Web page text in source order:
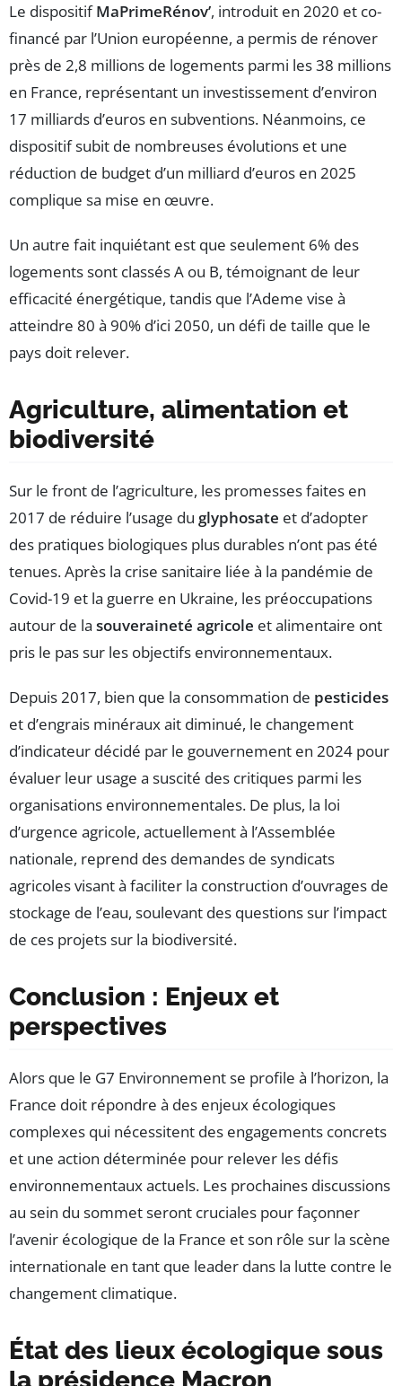
Le dispositifMaPrimeRénov’, introduit en 2020 et co-
financé par l’Union européenne, a permis de rénover
près de 2,8 millions de logements parmi les 38 millions
en France, représentant un investissement d’environ
17 milliards d’euros en subventions. Néanmoins, ce
dispositif subit de nombreuses évolutions et une
réduction de budget d’un milliard d’euros en 2025
complique sa mise en œuvre.
Un autre fait inquiétant est que seulement 6% des
logements sont classés A ou B, témoignant de leur
efficacité énergétique, tandis que l’Ademe vise à
atteindre 80 à 90% d’ici 2050, un défi de taille que le
pays doit relever.
Agriculture, alimentation et
biodiversité
Sur le front de l’agriculture, les promesses faites en
2017 de réduire l’usage du glyphosate et d’adopter
des pratiques biologiques plus durables n’ont pas été
tenues. Après la crise sanitaire liée à la pandémie de
Covid-19 et la guerre en Ukraine, les préoccupations
autour de la souveraineté agricole et alimentaire ont
pris le pas sur les objectifs environnementaux.
Depuis 2017, bien que la consommation de pesticides
et d’engrais minéraux ait diminué, le changement
d’indicateur décidé par le gouvernement en 2024 pour
évaluer leur usage a suscité des critiques parmi les
organisations environnementales. De plus, la loi
d’urgence agricole, actuellement à l’Assemblée
nationale, reprend des demandes de syndicats
agricoles visant à faciliter la construction d’ouvrages de
stockage de l’eau, soulevant des questions sur l’impact
de ces projets sur la biodiversité.
Conclusion : Enjeux et
perspectives
Alors que le G7 Environnement se profile à l’horizon, la
France doit répondre à des enjeux écologiques
complexes qui nécessitent des engagements concrets
et une action déterminée pour relever les défis
environnementaux actuels. Les prochaines discussions
au sein du sommet seront cruciales pour façonner
l’avenir écologique de la France et son rôle sur la scène
internationale en tant que leader dans la lutte contre le
changement climatique.
État des lieux écologique sous
la présidence Macron